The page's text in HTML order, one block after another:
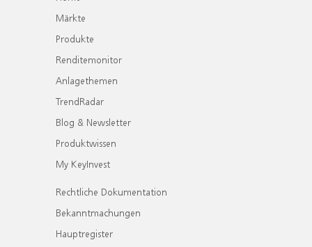
Märkte
Produkte
Renditemonitor
Anlagethemen
TrendRadar
Blog & Newsletter
Produktwissen
My KeyInvest
Rechtliche Dokumentation
Bekanntmachungen
Hauptregister